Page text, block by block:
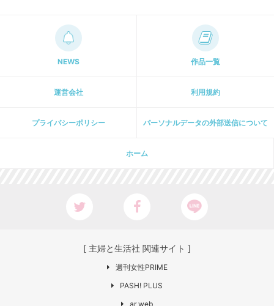
NEWS 作品一覧
運営会社 利用規約
プライパシーポリシー パーソナルデータの外部送信について
ホーム
[ 主婦と生活社 関連サイト ]
週刊女性PRIME
PASH! PLUS
ar web